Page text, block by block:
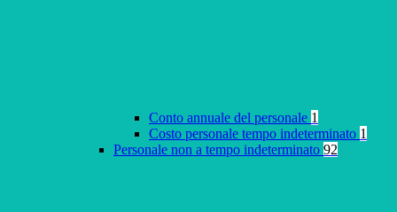
Conto annuale del personale 1
Costo personale tempo indeterminato 1
Personale non a tempo indeterminato 92